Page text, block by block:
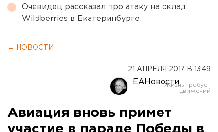
Очевидец рассказал про атаку на склад
Wildberries в Екатеринбурге
← НОВОСТИ
21 АПРЕЛЯ 2017 В 13:49
ЕАНовости
Авиация вновь примет
участие в параде Победы в